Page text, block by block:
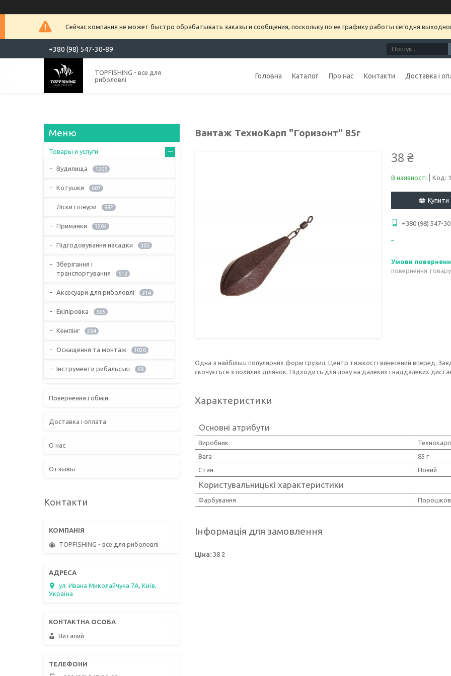
Сейчас компания не может быстро обрабатывать заказы и сообщения, поскольку по ее графику работы сегодня
+380 (98) 547-30-89
TOPFISHING - все для
риболовлі
Головна Каталог Про нас Контакти Доставка і
Вантаж ТехноКарп "Горизонт" 85г
38 ₴
В наявності Код:
Купити
+380 (98) 547-
повернення
Одна з найбільш популярних форм грузил. Центр тяжкості винесений вперед.
скочується з похилих ділянок. Підходить для лову на далеких і наддалеких
Характеристики
Основні атрибути
Виробник
Технокарп
Вага
85 г
Стан
Новий
Користувальницькі характеристики
Фарбування
Інформація для замовлення
Ціна: 38 ₴
Товары и услуги
Вудилища 1205
Котушки 607
Ліски і шнури 982
Приманки 3204
Підгодовування насадки 305
Зберігання і
транспортування
513
Аксесуари для риболовлі 314
Екіпіровка 335
Кемпінг 294
Оснащення та монтаж 1020
Інструменти рибальські 69
Повернення і обмін
Доставка і оплата
О нас
Отзывы
Контакти
TOPFISHING - все для риболовлі
ул. Ивана Миколайчука 7А, Київ,
Україна
Виталий